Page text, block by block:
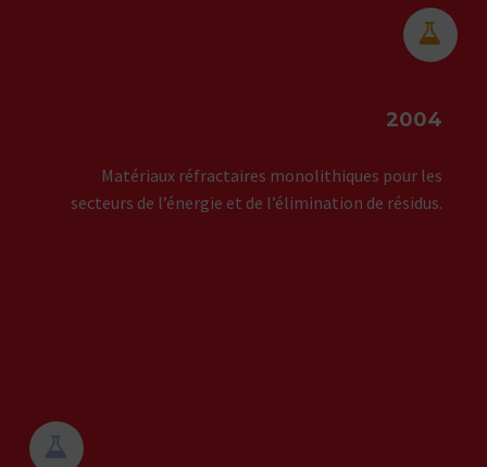
2004
Matériaux réfractaires monolithiques pour les
secteurs de l’énergie et de l’élimination de résidus.



